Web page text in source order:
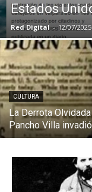
Estados
Red Digital - 12/07/2025
CULTURA
La Derrota
Pancho Villa